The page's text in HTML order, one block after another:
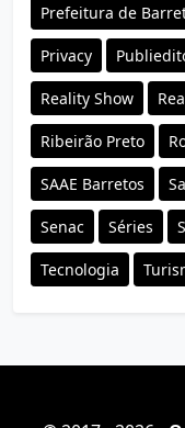
Prefeitura de
Privacy
Reality Show
Ribeirão Preto
SAAE Barretos
Senac Séries
Tecnologia